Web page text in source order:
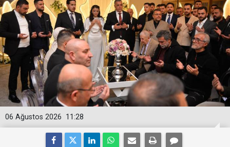
11:28
06 Ağustos 2026